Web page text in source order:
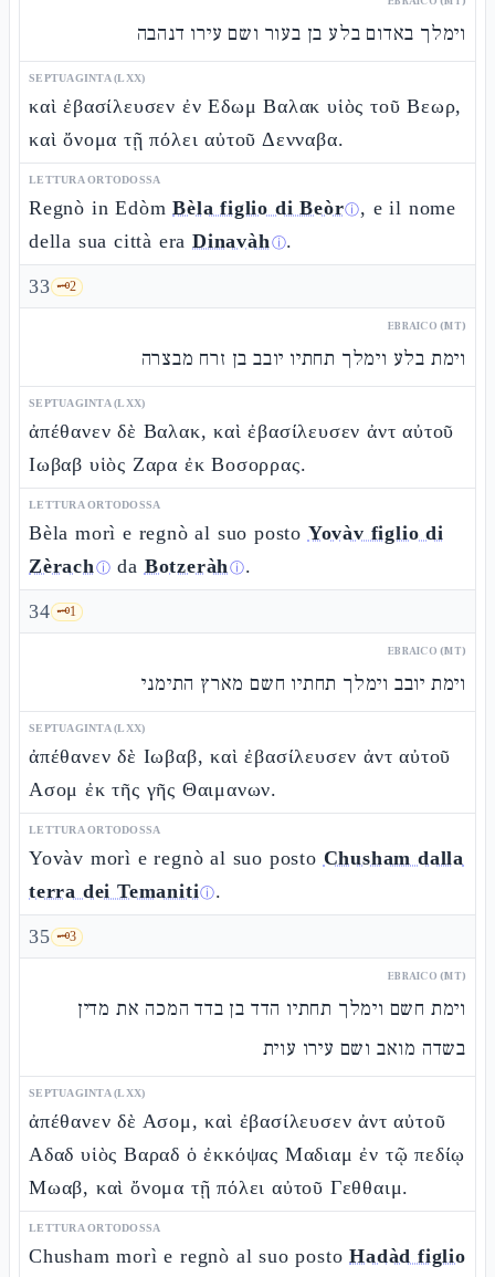
וימלך באדום בלע בן בעור ושם עירו דנהבה
SEPTUAGINTA (LXX)
καὶ ἐβασίλευσεν ἐν Εδωμ Βαλακ υἱὸς τοῦ Βεωρ,
καὶ ὄνομα τῇ πόλει αὐτοῦ Δενναβα.
LETTURA ORTODOSSA
Regnò in EdòmBèla figlio di Beòrⓘ, e il nome
della sua città eraDinavàhⓘ.
33 🗝️2
EBRAICO (MT)
וימת בלע וימלך תחתיו יובב בן זרח מבצרה
SEPTUAGINTA (LXX)
ἀπέθανεν δὲ Βαλακ, καὶ ἐβασίλευσεν ἀντ αὐτοῦ
Ιωβαβ υἱὸς Ζαρα ἐκ Βοσορρας.
LETTURA ORTODOSSA
Bèla morì e regnò al suo posto Yovàv figlio di
Zèrachⓘ da Botzeràhⓘ.
34 🗝️1
EBRAICO (MT)
וימת יובב וימלך תחתיו חשם מארץ התימני
SEPTUAGINTA (LXX)
ἀπέθανεν δὲ Ιωβαβ, καὶ ἐβασίλευσεν ἀντ αὐτοῦ
Ασομ ἐκ τῆς γῆς Θαιμανων.
LETTURA ORTODOSSA
Yovàv morì e regnò al suo posto Chusham dalla
terra dei Temanitiⓘ.
35 🗝️3
EBRAICO (MT)
וימת חשם וימלך תחתיו הדד בן בדד המכה את מדין
בשדה מואב ושם עירו עוית
SEPTUAGINTA (LXX)
ἀπέθανεν δὲ Ασομ, καὶ ἐβασίλευσεν ἀντ αὐτοῦ
Αδαδ υἱὸς Βαραδ ὁ ἐκκόψας Μαδιαμ ἐν τῷ πεδίῳ
Μωαβ, καὶ ὄνομα τῇ πόλει αὐτοῦ Γεθθαιμ.
LETTURA ORTODOSSA
Chusham morì e regnò al suo postoHadàd figlio